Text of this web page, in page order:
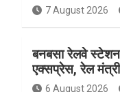
7 August 2026
बनबसा रेलवे
एक्सप्रेस, रेल
6 August 2026